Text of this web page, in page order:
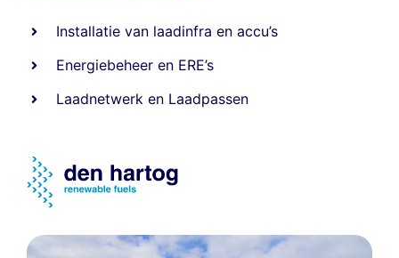
Installatie van laadinfra en accu’s
Energiebeheer en ERE’s
Laadnetwerk en Laadpassen